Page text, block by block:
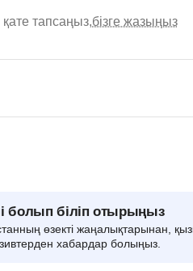
тапсаңыз,бізге жазыңыз
болып біліп отырыңыз
өзекті жаңалықтарынан,
хабардар болыңыз.